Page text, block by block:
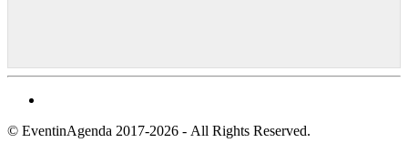
© EventinAgenda 2017-2026 - All Rights Reserved.